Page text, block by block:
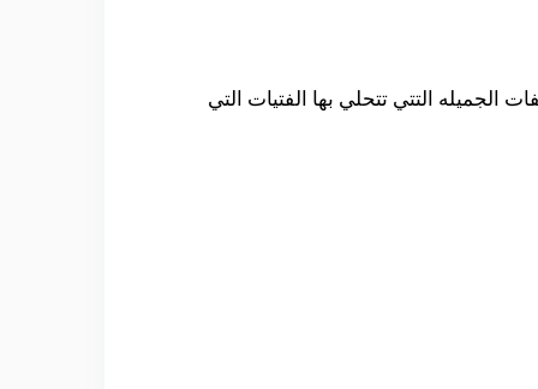
الجميله التتي تتحلي بها الفتيات التي